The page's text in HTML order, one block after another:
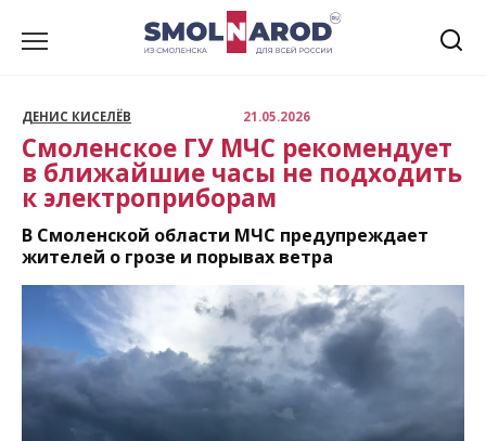
ДЕНИС КИСЕЛЁВ 21.05.2026
Смоленское ГУ МЧС рекомендует
в ближайшие часы не подходить
к электроприборам
В Смоленской области МЧС предупреждает
жителей о грозе и порывах ветра